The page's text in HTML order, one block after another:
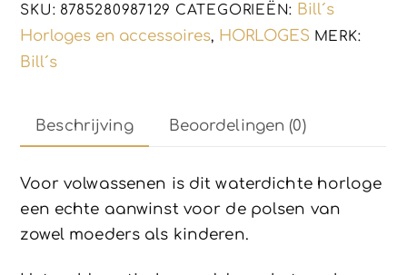
sluiting
aantal
SKU: 8785280987129 CATEGORIEËN: Bill´s
Horloges en accessoires, HORLOGES MERK:
Bill´s
Beschrijving Beoordelingen (0)
Voor volwassenen is dit waterdichte horloge
een echte aanwinst voor de polsen van
zowel moeders als kinderen.